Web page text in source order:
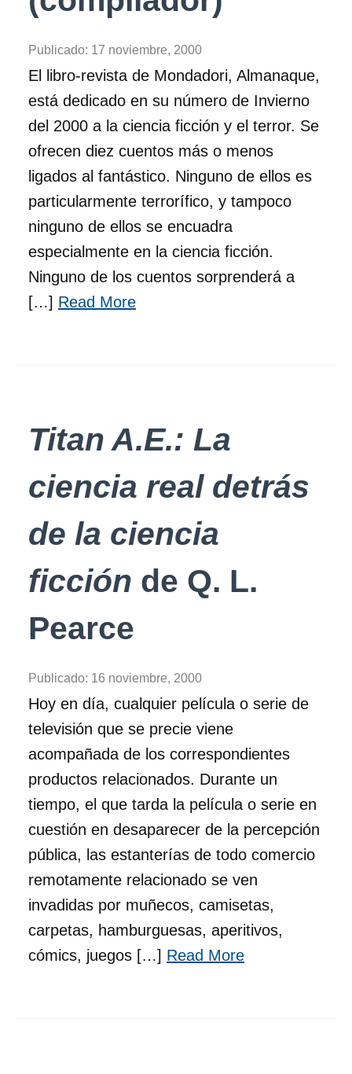
Publicado: 17 noviembre, 2000
El libro-revista de Mondadori, Almanaque,
está dedicado en su número de Invierno
del 2000 a la ciencia ficción y el terror. Se
ofrecen diez cuentos más o menos
ligados al fantástico. Ninguno de ellos es
particularmente terrorífico, y tampoco
ninguno de ellos se encuadra
especialmente en la ciencia ficción.
Ninguno de los cuentos sorprenderá a
[…] Read More
Titan A.E.: La
ciencia real detrás
de la ciencia
ficción de Q. L.
Pearce
Publicado: 16 noviembre, 2000
Hoy en día, cualquier película o serie de
televisión que se precie viene
acompañada de los correspondientes
productos relacionados. Durante un
tiempo, el que tarda la película o serie en
cuestión en desaparecer de la percepción
pública, las estanterías de todo comercio
remotamente relacionado se ven
invadidas por muñecos, camisetas,
carpetas, hamburguesas, aperitivos,
cómics, juegos […] Read More